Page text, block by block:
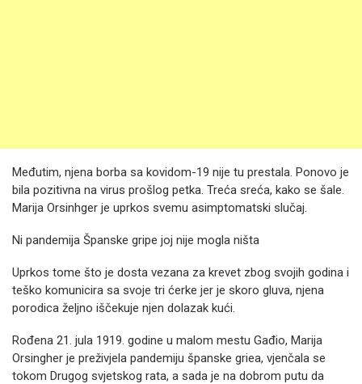
Međutim, njena borba sa kovidom-19 nije tu prestala. Ponovo je
bila pozitivna na virus prošlog petka. Treća sreća, kako se šale.
Marija Orsinhger je uprkos svemu asimptomatski slučaj.
Ni pandemija Španske gripe joj nije mogla ništa
Uprkos tome što je dosta vezana za krevet zbog svojih godina i
teško komunicira sa svoje tri ćerke jer je skoro gluva, njena
porodica željno iščekuje njen dolazak kući.
Rođena 21. jula 1919. godine u malom mestu Gađio, Marija
Orsingher je preživjela pandemiju španske griea, vjenčala se
tokom Drugog svjetskog rata, a sada je na dobrom putu da